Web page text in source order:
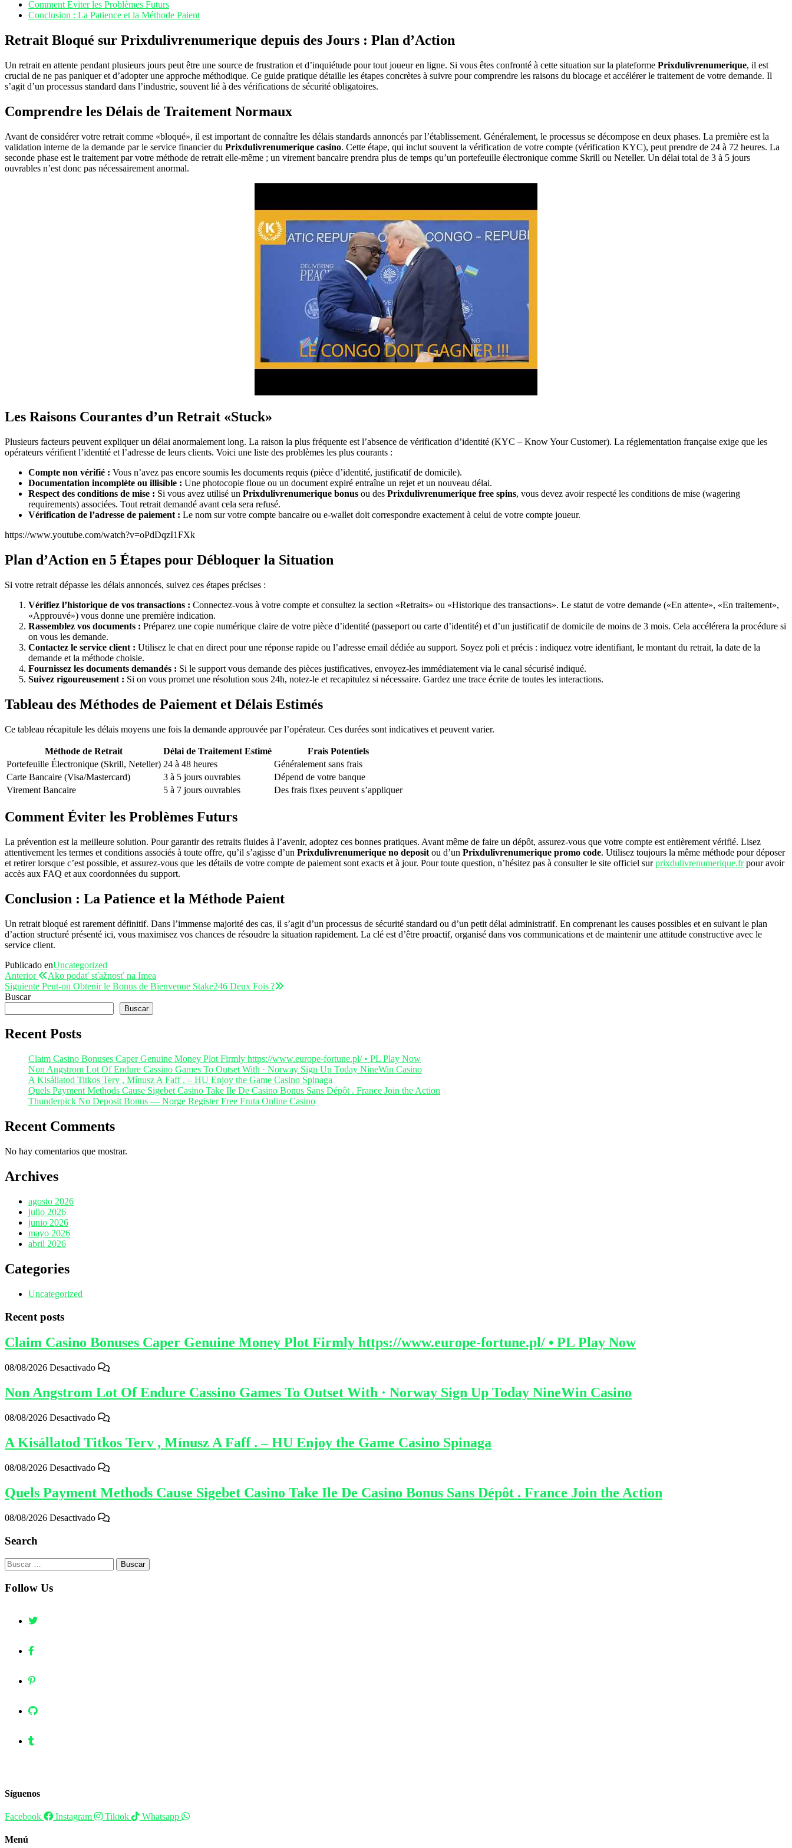
Comment Éviter les Problèmes Futurs
Conclusion : La Patience et la Méthode Paient
Retrait Bloqué sur Prixdulivrenumerique depuis des Jours : Plan d’Action
Un retrait en attente pendant plusieurs jours peut être une source de frustration et d’inquiétude pour tout joueur en ligne. Si vous êtes confronté à cette situation sur la plateforme Prixdulivrenumerique, il est
crucial de ne pas paniquer et d’adopter une approche méthodique. Ce guide pratique détaille les étapes concrètes à suivre pour comprendre les raisons du blocage et accélérer le traitement de votre demande. Il
s’agit d’un processus standard dans l’industrie, souvent lié à des vérifications de sécurité obligatoires.
Comprendre les Délais de Traitement Normaux
Avant de considérer votre retrait comme «bloqué», il est important de connaître les délais standards annoncés par l’établissement. Généralement, le processus se décompose en deux phases. La première est la
validation interne de la demande par le service financier du Prixdulivrenumerique casino. Cette étape, qui inclut souvent la vérification de votre compte (vérification KYC), peut prendre de 24 à 72 heures. La
seconde phase est le traitement par votre méthode de retrait elle-même ; un virement bancaire prendra plus de temps qu’un portefeuille électronique comme Skrill ou Neteller. Un délai total de 3 à 5 jours
ouvrables n’est donc pas nécessairement anormal.
Les Raisons Courantes d’un Retrait «Stuck»
Plusieurs facteurs peuvent expliquer un délai anormalement long. La raison la plus fréquente est l’absence de vérification d’identité (KYC – Know Your Customer). La réglementation française exige que les
opérateurs vérifient l’identité et l’adresse de leurs clients. Voici une liste des problèmes les plus courants :
Compte non vérifié : Vous n’avez pas encore soumis les documents requis (pièce d’identité, justificatif de domicile).
Documentation incomplète ou illisible : Une photocopie floue ou un document expiré entraîne un rejet et un nouveau délai.
Respect des conditions de mise : Si vous avez utilisé un Prixdulivrenumerique bonus ou des Prixdulivrenumerique free spins, vous devez avoir respecté les conditions de mise (wagering
requirements) associées. Tout retrait demandé avant cela sera refusé.
Vérification de l’adresse de paiement : Le nom sur votre compte bancaire ou e-wallet doit correspondre exactement à celui de votre compte joueur.
https://www.youtube.com/watch?v=oPdDqzI1FXk
Plan d’Action en 5 Étapes pour Débloquer la Situation
Si votre retrait dépasse les délais annoncés, suivez ces étapes précises :
Vérifiez l’historique de vos transactions : Connectez-vous à votre compte et consultez la section «Retraits» ou «Historique des transactions». Le statut de votre demande («En attente», «En traitement»,
«Approuvé») vous donne une première indication.
Rassemblez vos documents : Préparez une copie numérique claire de votre pièce d’identité (passeport ou carte d’identité) et d’un justificatif de domicile de moins de 3 mois. Cela accélérera la procédure si
on vous les demande.
Contactez le service client : Utilisez le chat en direct pour une réponse rapide ou l’adresse email dédiée au support. Soyez poli et précis : indiquez votre identifiant, le montant du retrait, la date de la
demande et la méthode choisie.
Fournissez les documents demandés : Si le support vous demande des pièces justificatives, envoyez-les immédiatement via le canal sécurisé indiqué.
Suivez rigoureusement : Si on vous promet une résolution sous 24h, notez-le et recapitulez si nécessaire. Gardez une trace écrite de toutes les interactions.
Tableau des Méthodes de Paiement et Délais Estimés
Ce tableau récapitule les délais moyens une fois la demande approuvée par l’opérateur. Ces durées sont indicatives et peuvent varier.
Méthode de Retrait Délai de Traitement Estimé
Frais Potentiels
Portefeuille Électronique (Skrill, Neteller) 24 à 48 heures
Généralement sans frais
Carte Bancaire (Visa/Mastercard)
3 à 5 jours ouvrables
Dépend de votre banque
Virement Bancaire
5 à 7 jours ouvrables Des frais fixes peuvent s’appliquer
Comment Éviter les Problèmes Futurs
La prévention est la meilleure solution. Pour garantir des retraits fluides à l’avenir, adoptez ces bonnes pratiques. Avant même de faire un dépôt, assurez-vous que votre compte est entièrement vérifié. Lisez
attentivement les termes et conditions associés à toute offre, qu’il s’agisse d’un Prixdulivrenumerique no deposit ou d’un Prixdulivrenumerique promo code. Utilisez toujours la même méthode pour déposer
et retirer lorsque c’est possible, et assurez-vous que les détails de votre compte de paiement sont exacts et à jour. Pour toute question, n’hésitez pas à consulter le site officiel surprixdulivrenumerique.frpour avoir
accès aux FAQ et aux coordonnées du support.
Conclusion : La Patience et la Méthode Paient
Un retrait bloqué est rarement définitif. Dans l’immense majorité des cas, il s’agit d’un processus de sécurité standard ou d’un petit délai administratif. En comprenant les causes possibles et en suivant le plan
d’action structuré présenté ici, vous maximisez vos chances de résoudre la situation rapidement. La clé est d’être proactif, organisé dans vos communications et de maintenir une attitude constructive avec le
service client.
Publicado enUncategorized
Navegación
de
Entrada
anterior
Anterior
Ako podať sťažnosť na Imea
Entrada
siguiente
Siguiente Peut-on Obtenir le Bonus de Bienvenue Stake246 Deux Fois ?
Buscar
Buscar
Recent Posts
Claim Casino Bonuses Caper Genuine Money Plot Firmly https://www.europe-fortune.pl/ • PL Play Now
Non Angstrom Lot Of Endure Cassino Games To Outset With · Norway Sign Up Today NineWin Casino
A Kisállatod Titkos Terv , Mínusz A Faff . – HU Enjoy the Game Casino Spinaga
Quels Payment Methods Cause Sigebet Casino Take Ile De Casino Bonus Sans Dépôt . France Join the Action
Thunderpick No Deposit Bonus — Norge Register Free Fruta Online Casino
Recent Comments
No hay comentarios que mostrar.
Archives
agosto 2026
julio 2026
junio 2026
mayo 2026
abril 2026
Categories
Uncategorized
Recent posts
Claim Casino Bonuses Caper Genuine Money Plot Firmly https://www.europe-fortune.pl/ • PL Play Now
08/08/2026 Desactivado
Non Angstrom Lot Of Endure Cassino Games To Outset With · Norway Sign Up Today NineWin Casino
08/08/2026 Desactivado
A Kisállatod Titkos Terv , Mínusz A Faff . – HU Enjoy the Game Casino Spinaga
08/08/2026 Desactivado
Quels Payment Methods Cause Sigebet Casino Take Ile De Casino Bonus Sans Dépôt . France Join the Action
08/08/2026 Desactivado
Search
Buscar:
Follow Us
Síguenos
Facebook Instagram Tiktok Whatsapp
Menú